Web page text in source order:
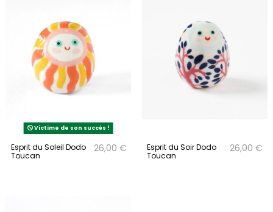
Victime de son succès !
Esprit du Soleil Dodo
Toucan
26,00 €
Esprit du Soir Dodo
Toucan
26,00 €